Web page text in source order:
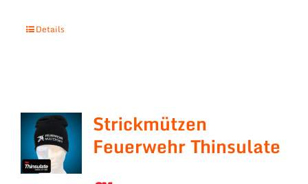
Details
Strickmützen
Feuerwehr Thinsulate